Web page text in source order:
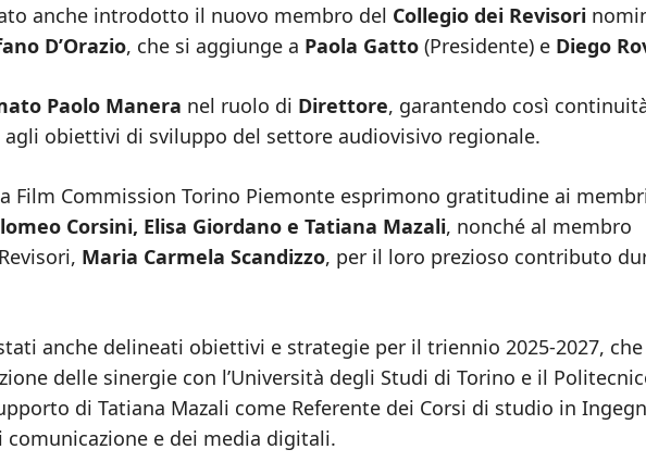
anche introdotto il nuovo membro del Collegio dei Revisori
D’Orazio, che si aggiunge a Paola Gatto (Presidente) e Diego
Paolo Manera nel ruolo di Direttore, garantendo così
agli obiettivi di sviluppo del settore audiovisivo regionale.
Film Commission Torino Piemonte esprimono gratitudine ai
Corsini, Elisa Giordano e Tatiana Mazali, nonché al membro
Maria Carmela Scandizzo, per il loro prezioso contributo
anche delineati obiettivi e strategie per il triennio 2025-2027, che
delle sinergie con l’Università degli Studi di Torino e il
di Tatiana Mazali come Referente dei Corsi di studio in
comunicazione e dei media digitali.